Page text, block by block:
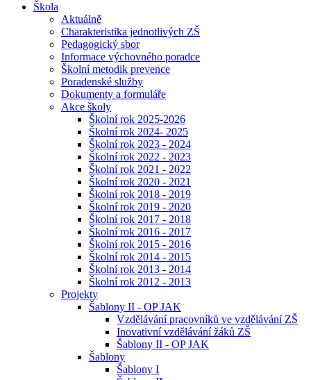
Škola
Aktuálně
Charakteristika jednotlivých ZŠ
Pedagogický sbor
Informace výchovného poradce
Školní metodik prevence
Poradenské služby
Dokumenty a formuláře
Akce školy
Školní rok 2025-2026
Školní rok 2024- 2025
Školní rok 2023 - 2024
Školní rok 2022 - 2023
Školní rok 2021 - 2022
Školní rok 2020 - 2021
Školní rok 2018 - 2019
Školní rok 2019 - 2020
Školní rok 2017 - 2018
Školní rok 2016 - 2017
Školní rok 2015 - 2016
Školní rok 2014 - 2015
Školní rok 2013 - 2014
Školní rok 2012 - 2013
Projekty
Šablony II - OP JAK
Vzdělávání pracovníků ve vzdělávání ZŠ
Inovativní vzdělávání žáků ZŠ
Šablony II - OP JAK
Šablony
Šablony I